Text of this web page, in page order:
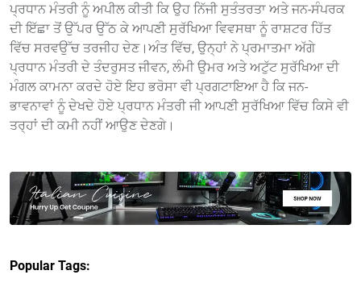
ਪ੍ਰਧਾਨ ਮੰਤਰੀ ਨੂੰ ਅਪੀਲ ਕੀਤੀ ਕਿ ਉਹ ਨਿੱਜੀ ਸੁਤੰਤਰਤਾ ਅਤੇ ਜਨ-ਸੰਪਰਕ
ਦੀ ਇੱਛਾ ਤੋਂ ਉੱਪਰ ਉੱਠ ਕੇ ਆਪਣੀ ਸੁਰੱਖਿਆ ਵਿਵਸਥਾ ਨੂੰ ਰਾਸ਼ਟਰ ਹਿੱਤ
ਵਿੱਚ ਸਰਵਉੱਚ ਤਰਜੀਹ ਦੇਣ। ​ਅੰਤ ਵਿੱਚ, ਉਨ੍ਹਾਂ ਨੇ ਪ੍ਰਮਾਤਮਾ ਅੱਗੇ
ਪ੍ਰਧਾਨ ਮੰਤਰੀ ਦੇ ਤੰਦਰੁਸਤ ਜੀਵਨ, ਲੰਮੀ ਉਮਰ ਅਤੇ ਅਟੁੱਟ ਸੁਰੱਖਿਆ ਦੀ
ਮੰਗਲ ਕਾਮਨਾ ਕਰਦੇ ਹੋਏ ਇਹ ਭਰੋਸਾ ਵੀ ਪ੍ਰਗਟਾਇਆ ਹੈ ਕਿ ਜਨ-
ਭਾਵਨਾਵਾਂ ਨੂੰ ਦੇਖਦੇ ਹੋਏ ਪ੍ਰਧਾਨ ਮੰਤਰੀ ਜੀ ਆਪਣੀ ਸੁਰੱਖਿਆ ਵਿੱਚ ਕਿਸੇ ਵੀ
ਤਰ੍ਹਾਂ ਦੀ ਕਮੀ ਨਹੀਂ ਆਉਣ ਦੇਣਗੇ।
Popular Tags: